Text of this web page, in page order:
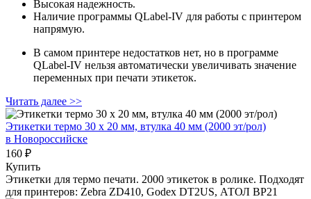
Высокая надежность.
Наличие программы QLabel‑IV для работы с принтером
напрямую.
В самом принтере недостатков нет, но в программе
QLabel‑IV нельзя автоматически увеличивать значение
переменных при печати этикеток.
Читать далее >>
Этикетки термо 30 х 20 мм, втулка 40 мм (2000 эт/рол)
в Новороссийске
160 ₽
Купить
Этикетки для термо печати. 2000 этикеток в ролике. Подходят
для принтеров: Zebra ZD410, Godex DT2US, АТОЛ BP21